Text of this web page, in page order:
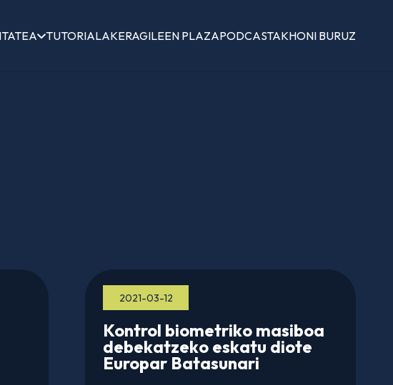
TUTORIALAKERAGILEEN PLAZAPODCASTAKHONI BURUZ
2021-03-12
Kontrol biometriko masiboa
debekatzeko eskatu diote
Europar Batasunari